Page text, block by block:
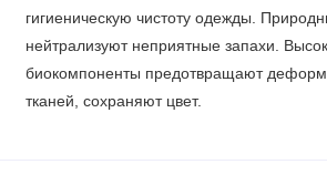
гигиеническую чистоту одежды.
нейтрализуют неприятные запахи.
биокомпоненты предотвращают
тканей, сохраняют цвет.